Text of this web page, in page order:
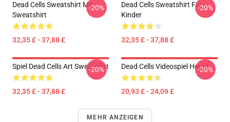
Dead Cells Sweatshirt Mit
Sweatshirt
32,35 £ - 37,88 £
-20%
Dead Cells Sweatshirt Für
Kinder
32,35 £ - 37,88 £
-20%
Spiel Dead Cells Art Sweatshirt
32,35 £ - 37,88 £
-20% Dead Cells Videospiel Hemd
20,93 £ - 24,09 £
-20%
MEHR ANZEIGEN